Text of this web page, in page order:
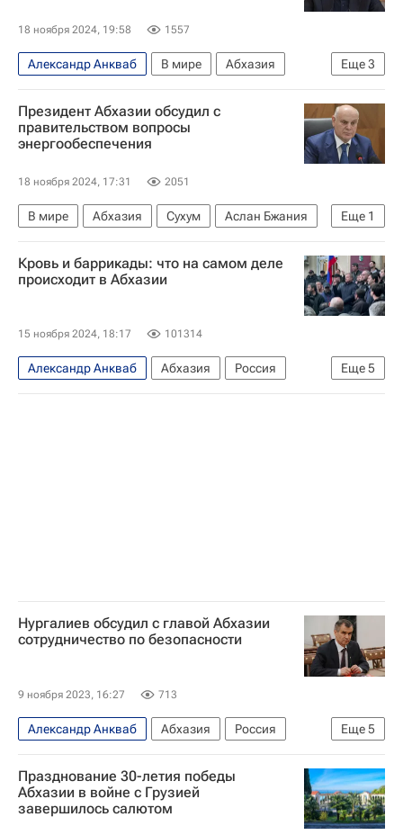
18 ноября 2024, 19:58 1557
Еще3
Александр Анкваб В мире
Абхазия
Россия
Сухум Протесты в Абхазии — 2024
Президент Абхазии обсудил с
правительством вопросы
энергообеспечения
18 ноября 2024, 17:31 2051
Еще 1
В мире Абхазия Сухум
Аслан Бжания
Протесты в Абхазии — 2024
Кровь и баррикады: что на самом деле
происходит в Абхазии
15 ноября 2024, 18:17 101314
Еще5
Александр Анкваб Абхазия
Россия
Москва
Аслан Бжания
Нургалиев обсудил с главой Абхазии
сотрудничество по безопасности
9 ноября 2023, 16:27 713
Еще5
Александр Анкваб Абхазия
Россия
Рашид Нургалиев
Аслан Бжания
Безопасность
Совет Безопасности РФ
Москва
Празднование 30-летия победы
Абхазии в войне с Грузией
завершилось салютом